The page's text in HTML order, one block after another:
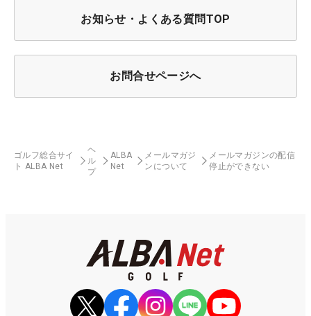
お知らせ・よくある質問TOP
お問合せページへ
ゴルフ総合サイ
ト ALBA Net
ヘ
ル
プ
ALBA
Net
メールマガジ
ンについて
メールマガジンの配信
停止ができない